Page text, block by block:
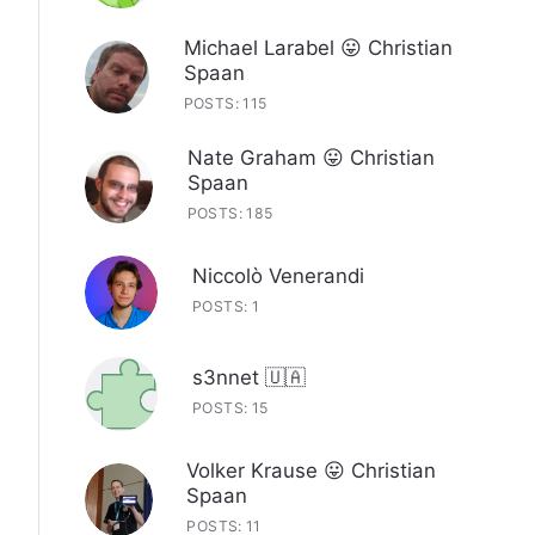
Michael Larabel 😛 Christian
Spaan
POSTS: 115
Nate Graham 😛 Christian
Spaan
POSTS: 185
Niccolò Venerandi
POSTS: 1
s3nnet 🇺🇦
POSTS: 15
Volker Krause 😛 Christian
Spaan
POSTS: 11